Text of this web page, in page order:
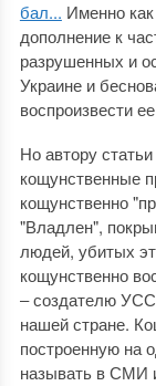
бал... Именно
дополнение к
разрушенных и
Украине и
воспроизвести
Но автору
кощунственные
кощунственно
"Владлен",
людей, убитых
кощунственно
‒ создателю
нашей стране.
построенную на
называть в СМИ